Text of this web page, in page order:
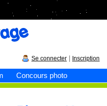
Concours photo
Se connecter Inscription